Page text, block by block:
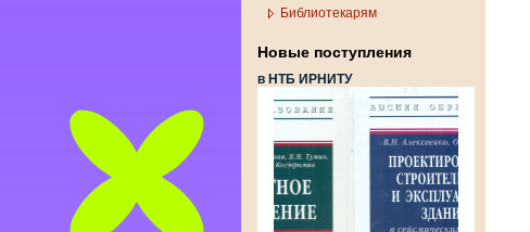
Библиотекарям
Новые поступления
в НТБ ИРНИТУ